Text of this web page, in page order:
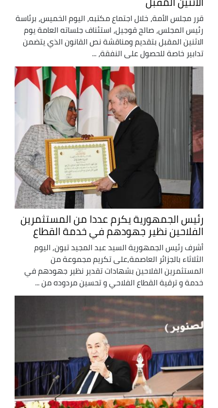
قرر مجلس الأمة، خلال اجتماع مكتبه، اليوم الخميس، برئاسة
رئيس المجلس، صالح قوجيل، استئناف جلساته العامة يوم
الاثنين المقبل بتقديم ومناقشة نص القانون الذي يتضمن
تدابير خاصة للحصول على النفقة، ...
رئيس الجمهورية يكرم عددا من المستثمرين
الفلاحين نظير جهودهم في خدمة القطاع
أشرف رئيس الجمهورية السيد عبد المجيد تبون, اليوم
الثلاثاء بالجزائر العاصمة,على تكريم مجموعة من
المستثمرين الفلاحين بشهادات تقدير نظير جهودهم في
خدمة و ترقية القطاع الفلاحي و تحسين مردوده من ...